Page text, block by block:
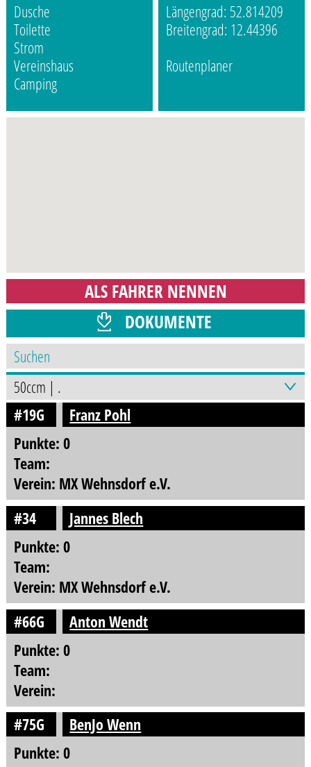
Dusche
Toilette
Strom
Vereinshaus
Camping
Längengrad: 52.814209
Breitengrad: 12.44396
Routenplaner
ALS FAHRER NENNEN
DOKUMENTE
PROGRAMMHEFT
#19G
Franz Pohl
Punkte: 0
Team:
Verein: MX Wehnsdorf e.V.
#34
Jannes Blech
Punkte: 0
Team:
Verein: MX Wehnsdorf e.V.
#66G
Anton Wendt
Punkte: 0
Team:
Verein:
#75G
BenJo Wenn
Punkte: 0